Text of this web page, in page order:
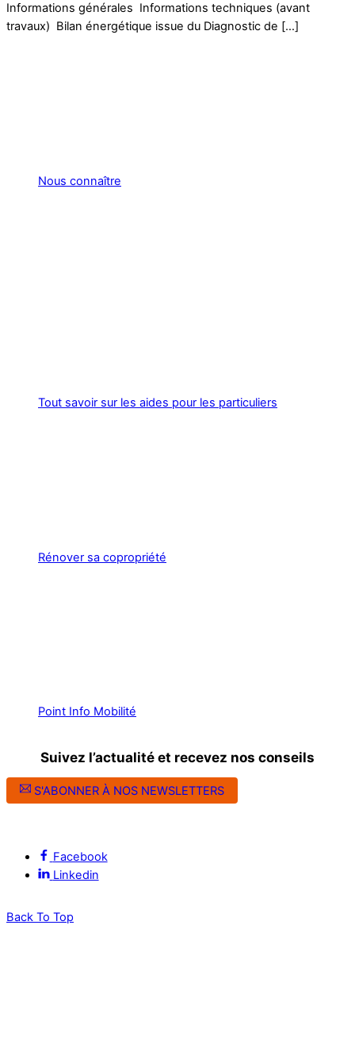
Informations générales Informations techniques (avant
travaux) Bilan énergétique issue du Diagnostic de […]
Nous connaître
Tout savoir sur les aides pour les particuliers
Rénover sa copropriété
Point Info Mobilité
Suivez l’actualité et recevez nos conseils
S'ABONNER À NOS NEWSLETTERS
Facebook
Linkedin
Back To Top